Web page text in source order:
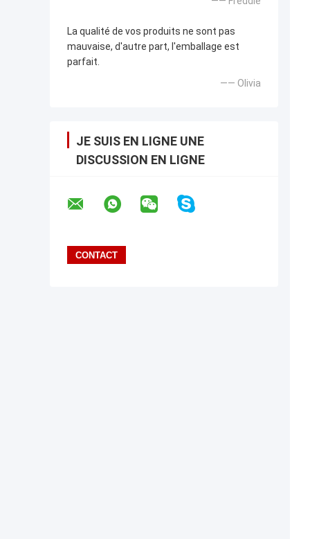
La qualité de vos produits ne sont pas
mauvaise, d'autre part, l'emballage est
parfait.
—— Olivia
JE SUIS EN LIGNE UNE
DISCUSSION EN LIGNE